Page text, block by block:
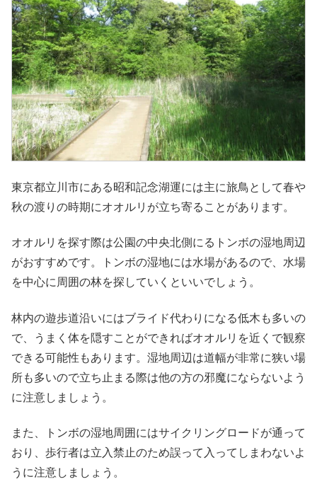
東京都立川市にある昭和記念湖運には主に旅鳥として春や
秋の渡りの時期にオオルリが立ち寄ることがあります。
オオルリを探す際は公園の中央北側にるトンボの湿地周辺
がおすすめです。トンボの湿地には水場があるので、水場
を中心に周囲の林を探していくといいでしょう。
林内の遊歩道沿いにはブライド代わりになる低木も多いの
で、うまく体を隠すことができればオオルリを近くで観察
できる可能性もあります。湿地周辺は道幅が非常に狭い場
所も多いので立ち止まる際は他の方の邪魔にならないよう
に注意しましょう。
また、トンボの湿地周囲にはサイクリングロードが通って
おり、歩行者は立入禁止のため誤って入ってしまわないよ
うに注意しましょう。